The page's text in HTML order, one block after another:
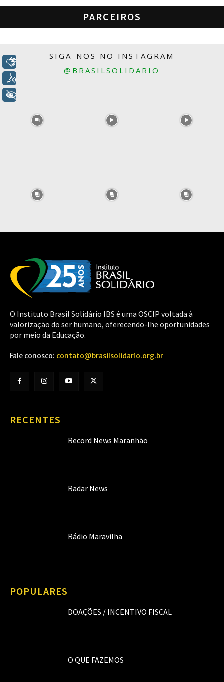
PARCEIROS
SIGA-NOS NO INSTAGRAM
@BRASILSOLIDARIO
O Instituto Brasil Solidário IBS é uma OSCIP voltada à
valorização do ser humano, oferecendo-lhe oportunidades
por meio da Educação.
Fale conosco: contato@brasilsolidario.org.br
RECENTES
Record News Maranhão
Radar News
Rádio Maravilha
POPULARES
DOAÇÕES / INCENTIVO FISCAL
O QUE FAZEMOS
Libras